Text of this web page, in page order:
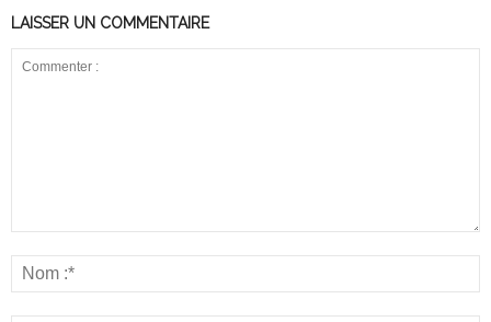
LAISSER UN COMMENTAIRE